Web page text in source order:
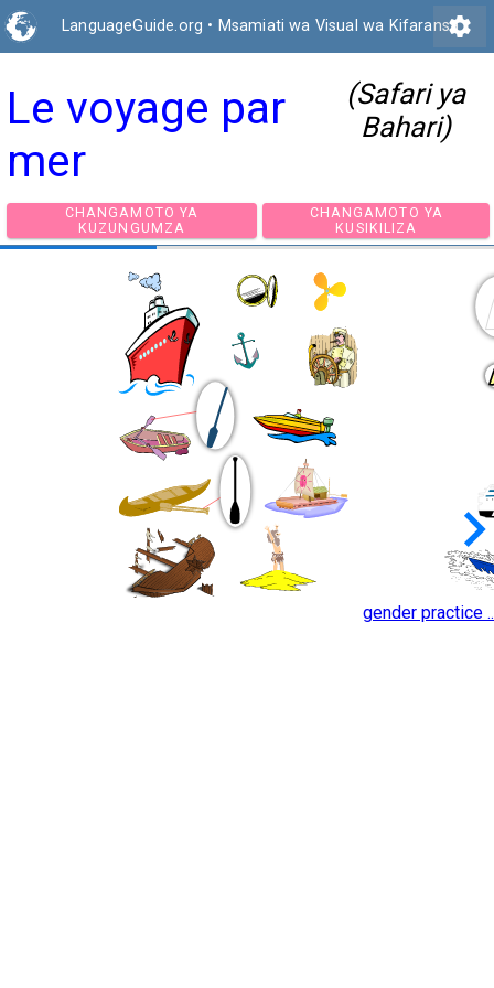
LanguageGuide.org • Msamiati wa Visual wa Kifaransasettings
Le voyage par
mer
(Safari ya
Bahari)
CHANGAMOTO YA
CHANGAMOTO
gender practice ..